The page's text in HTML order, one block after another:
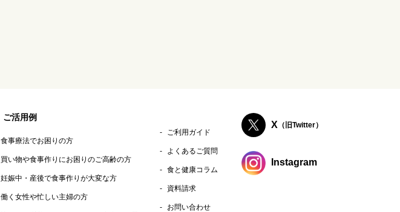
ご活用例
食事療法でお困りの方
買い物や食事作りにお困りのご高齢の方
妊娠中・産後で食事作りが大変な方
働く女性や忙しい主婦の方
ご利用ガイド
よくあるご質問
食と健康コラム
資料請求
お問い合わせ
X （旧Twitter）
Instagram